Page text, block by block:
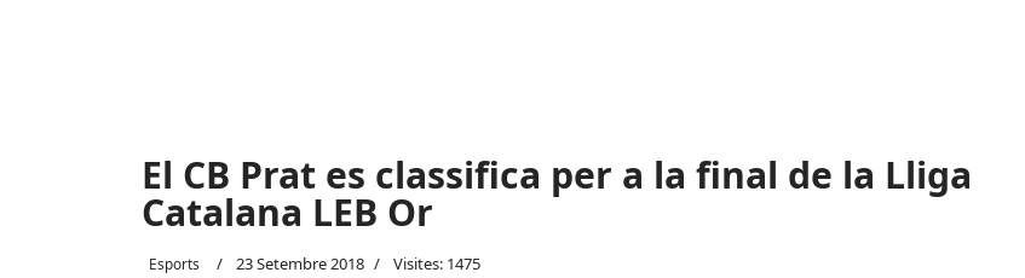
El CB Prat es classifica per a la final de la Lliga
Catalana LEB Or
Esports 23 Setembre 2018 Visites: 1475